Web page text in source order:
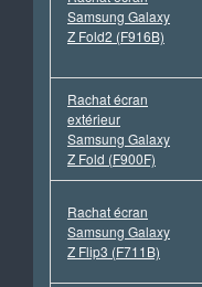
Samsung Galaxy
Z Fold2 (F916B)
Rachat écran
extérieur
Samsung Galaxy
Z Fold (F900F)
Rachat écran
Samsung Galaxy
Z Flip3 (F711B)